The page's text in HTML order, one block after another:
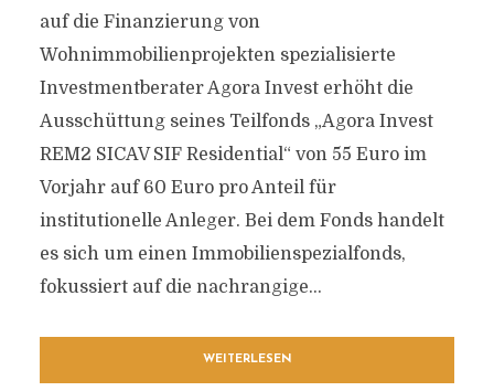
auf die Finanzierung von
Wohnimmobilienprojekten spezialisierte
Investmentberater Agora Invest erhöht die
Ausschüttung seines Teilfonds „Agora Invest
REM2 SICAV SIF Residential“ von 55 Euro im
Vorjahr auf 60 Euro pro Anteil für
institutionelle Anleger. Bei dem Fonds handelt
es sich um einen Immobilienspezialfonds,
fokussiert auf die nachrangige...
WEITERLESEN